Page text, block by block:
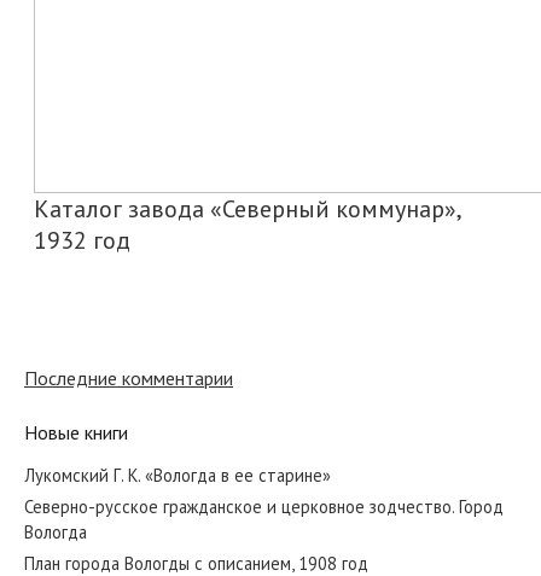
Каталог завода «Северный коммунар»,
1932 год
Последние комментарии
Новые книги
Лукомский Г. К. «Вологда в ее старине»
Северно-русское гражданское и церковное зодчество. Город
Вологда
План города Вологды с описанием, 1908 год